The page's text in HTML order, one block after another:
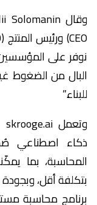
نوفر على
البال من الضغوط
للبناء.”
ذكاء اصطناعي
المحاسبة، بما
بتكلفة أقل،
برنامج محاسبة